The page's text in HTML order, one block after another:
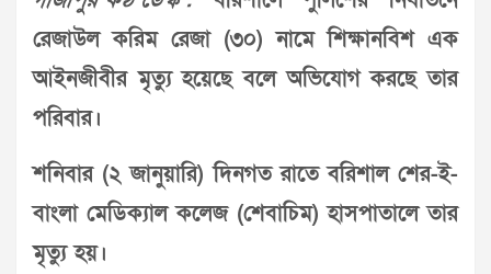
রেজাউল ক‌রিম রেজা (৩০) না‌মে শিক্ষানবিশ এক
আইনজীবীর মৃত্যু হয়েছে বলে অভিযোগ করছে তার
পরিবার।
শ‌নিবার (২ জানুয়ারি) দিনগত রা‌তে ব‌রিশাল শের-ই-
বাংলা মে‌ডি‌ক্যাল ক‌লেজ (শেবাচিম) হাসপাতা‌লে তার
মৃত্যু হয়।